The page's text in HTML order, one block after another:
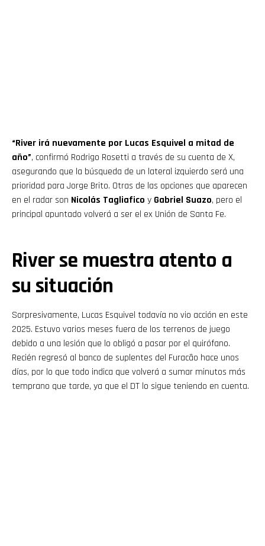
“River irá nuevamente por Lucas Esquivel a mitad de
año”, confirmó Rodrigo Rosetti a través de su cuenta de X,
asegurando que la búsqueda de un lateral izquierdo será una
prioridad para Jorge Brito. Otras de las opciones que aparecen
en el radar son Nicolás Tagliafico y Gabriel Suazo, pero el
principal apuntado volverá a ser el ex Unión de Santa Fe.
River se muestra atento a
su situación
Sorpresivamente, Lucas Esquivel todavía no vio acción en este
2025. Estuvo varios meses fuera de los terrenos de juego
debido a una lesión que lo obligó a pasar por el quirófano.
Recién regresó al banco de suplentes del Furacão hace unos
días, por lo que todo indica que volverá a sumar minutos más
temprano que tarde, ya que el DT lo sigue teniendo en cuenta.